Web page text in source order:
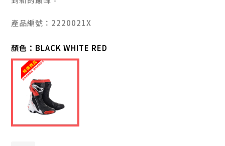
產品編號：2220021X
顏色： BLACK WHITE RED